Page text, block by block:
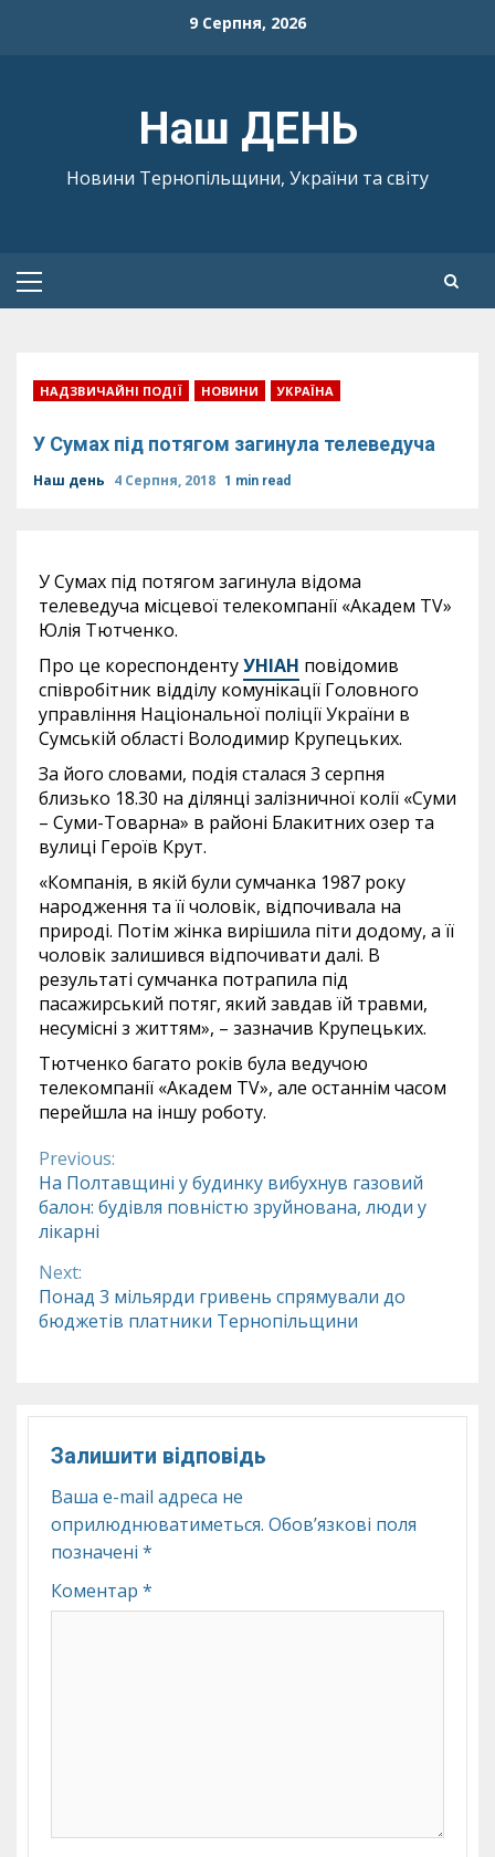
9 Серпня, 2026
Наш ДЕНЬ
Новини Тернопільщини, України та світу
Primary
НАДЗВИЧАЙНІ ПОДІЇ НОВИНИ УКРАЇНА
У Сумах під потягом загинула телеведуча
Наш день 4 Серпня, 2018 1 min read
У Сумах під потягом зaгинyлa відома
телеведуча місцевої телекомпанії «Академ TV»
Юлія Тютченко.
Про це кореспондентуУНІАН повідомив
співробітник відділу комунікації Головного
управління Національної пoліції України в
Сумській області Володимир Крупецьких.
За його словами, подія сталася 3 серпня
близько 18.30 на ділянці залізничної колії «Суми
– Суми-Товарна» в районі Блакитних озер та
вулиці Героїв Крут.
«Компанія, в якій були сумчанка 1987 року
народження та її чоловік, відпочивала на
природі. Потім жінка вирішила піти додому, а її
чоловік залишився відпочивати далі. В
результаті сумчанка потрапила під
пасажирський потяг, який завдав їй трaвми,
неcуміcні з життям», – зазначив Крупецьких.
Тютченко багато років була ведучою
телекомпанії «Академ TV», але останнім часом
перейшла на іншу роботу.
Continue
Reading
Previous:
На Полтавщині у будинку вибухнув газовий
балон: будівля повністю зруйнована, люди у
лікарні
Next:
Понад 3 мільярди гривень спрямували до
бюджетів платники Тернопільщини
Залишити відповідь
Ваша e-mail адреса не
оприлюднюватиметься. Обов’язкові поля
позначені *
Коментар *